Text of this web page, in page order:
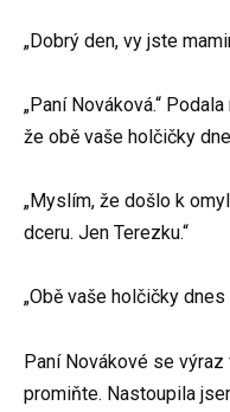
„Dobrý den, vy jste
„Paní Nováková.“
že obě vaše holčičky
„Myslím, že došlo k
dceru. Jen Terezku.“
„Obě vaše holčičky
Paní Novákové se výraz
promiňte. Nastoupila